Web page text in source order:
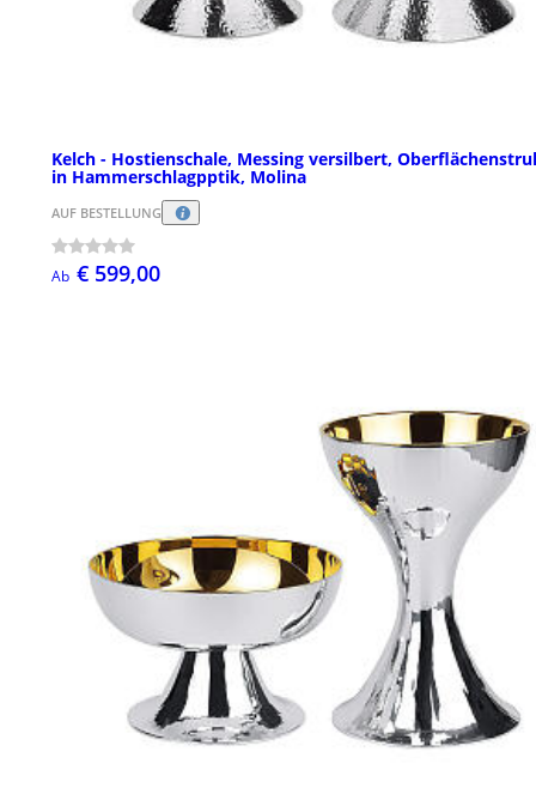
Kelch - Hostienschale, Messing versilbert,
in Hammerschlagpptik, Molina
AUF BESTELLUNG
Ab € 599,00